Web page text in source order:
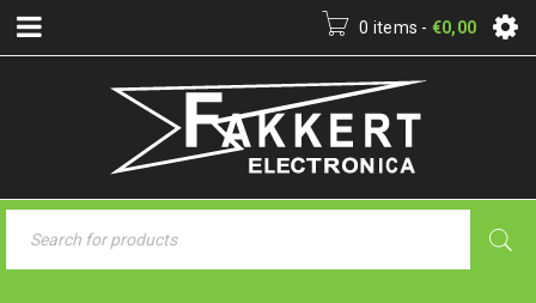
0 items - €0,00